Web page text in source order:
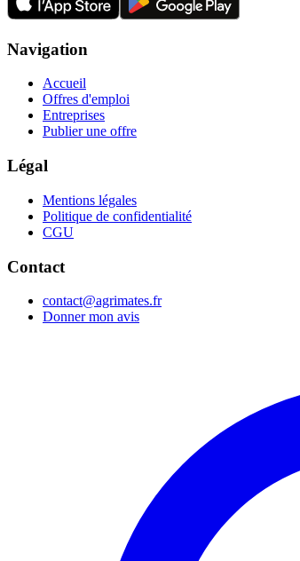
Navigation
Accueil
Offres d'emploi
Entreprises
Publier une offre
Légal
Mentions légales
Politique de confidentialité
CGU
Contact
contact@agrimates.fr
Donner mon avis